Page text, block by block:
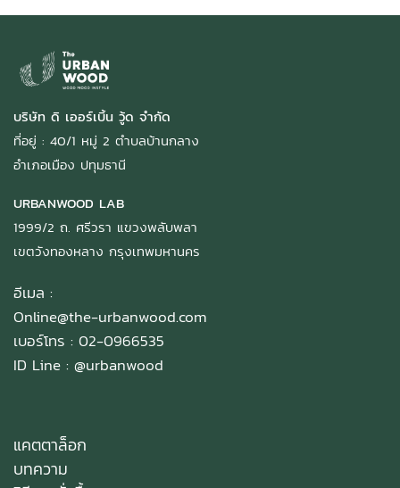
บริษัท ดิ เออร์เบิ้น วู้ด จำกัด
ที่อยู่ : 40/1 หมู่ 2 ตำบลบ้านกลาง
อำเภอเมือง ปทุมธานี
URBANWOOD LAB
1999/2 ถ. ศรีวรา แขวงพลับพลา
เขตวังทองหลาง กรุงเทพมหานคร
อีเมล :
Online@the-urbanwood.com
เบอร์โทร : 02-0966535
ID Line : @urbanwood
แคตตาล็อก
บทความ